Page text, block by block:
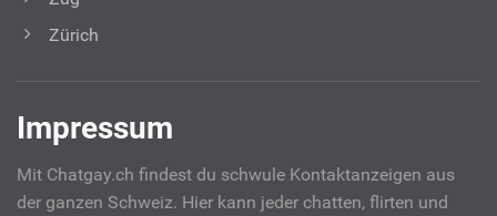
Zürich
Impressum
Mit Chatgay.ch findest du schwule Kontaktanzeigen aus
der ganzen Schweiz. Hier kann jeder chatten, flirten und